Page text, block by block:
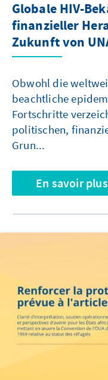
Globale HIV-
finanzieller
Zukunft von
Obwohl die
beachtliche
Fortschritte
politischen,
Grun...
En savoir plus